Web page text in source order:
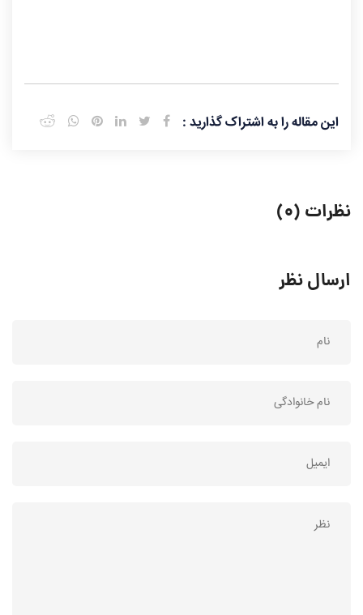
این مقاله را به اشتراک گذارید :
نظرات (۰)
ارسال نظر